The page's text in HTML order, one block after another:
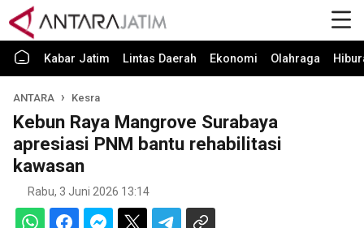
Kabar Jatim Lintas Daerah Ekonomi Olahraga
ANTARA Kesra
Kebun Raya Mangrove Surabaya
apresiasi PNM bantu rehabilitasi
kawasan
Rabu, 3 Juni 2026 13:14